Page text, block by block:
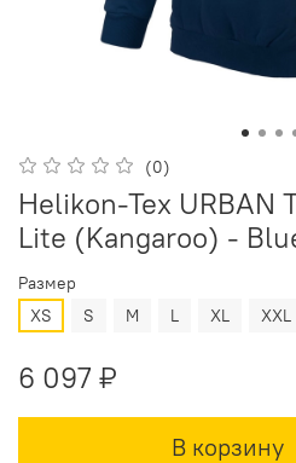
(0)
Helikon-Tex URBAN
Lite (Kangaroo) -
Размер
XS
S M L XL XXL
6 097 ₽
В корзину